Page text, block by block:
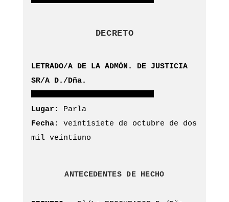
DECRETO
LETRADO/A DE LA ADMÓN. DE JUSTICIA
SR/A D./Dña.
Lugar:
Parla
Fecha:
veintisiete de octubre de dos
mil veintiuno
ANTECEDENTES DE HECHO